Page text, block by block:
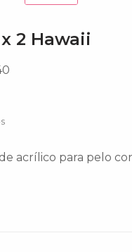
2 Hawaii
acrílico para pelo